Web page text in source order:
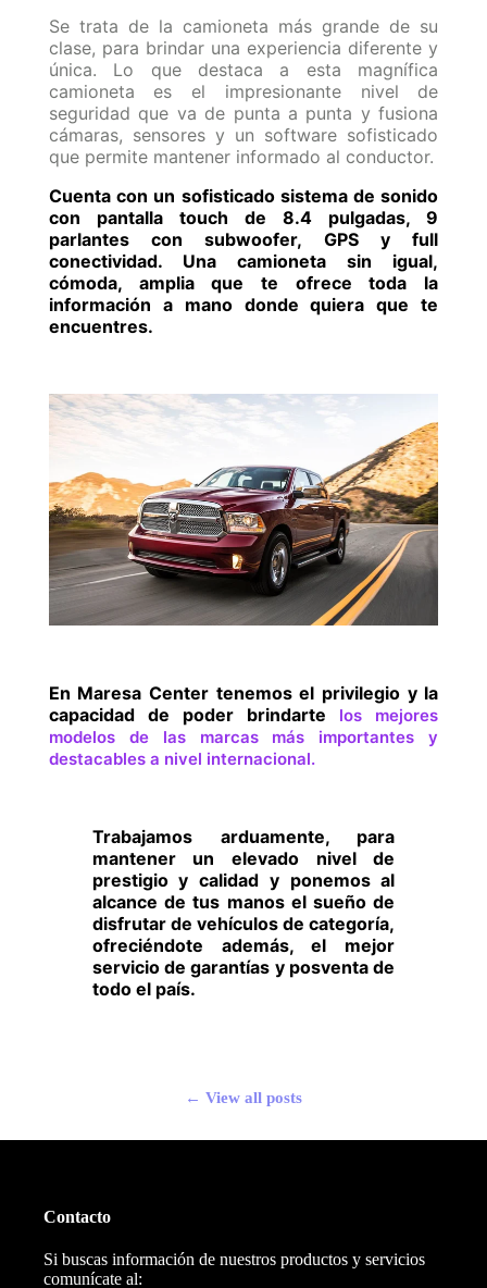
Se trata de la camioneta más grande de su
clase, para brindar una experiencia diferente y
única. Lo que destaca a esta magnífica
camioneta es el impresionante nivel de
seguridad que va de punta a punta y fusiona
cámaras, sensores y un software sofisticado
que permite mantener informado al conductor.
Cuenta con un sofisticado sistema de sonido
con pantalla touch de 8.4 pulgadas, 9
parlantes con subwoofer, GPS y full
conectividad. Una camioneta sin igual,
cómoda, amplia que te ofrece toda la
información a mano donde quiera que te
encuentres.
En Maresa Center tenemos el privilegio y la
capacidad de poder brindarte los mejores
modelos de las marcas más importantes y
destacables a nivel internacional.
Trabajamos arduamente, para
mantener un elevado nivel de
prestigio y calidad y ponemos al
alcance de tus manos el sueño de
disfrutar de vehículos de categoría,
ofreciéndote además, el mejor
servicio de garantías y posventa de
todo el país.
← View all posts
Contacto
Si buscas información de nuestros productos y servicios
comunícate al: